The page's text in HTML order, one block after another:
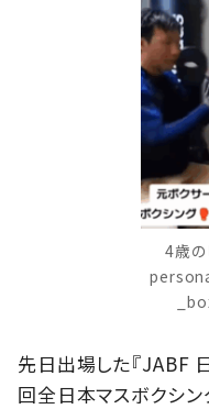
4歳の
先日出場した『JABF
回全日本マスボクシ